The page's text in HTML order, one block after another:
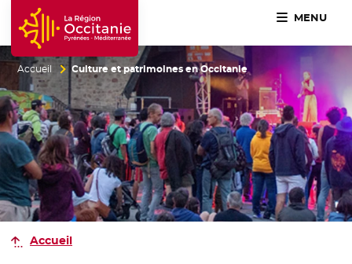
Accueil Région Occitanie / Pyrénées-Méditerranée
MENU
Accueil Culture et patrimoines en Occitanie
Accueil